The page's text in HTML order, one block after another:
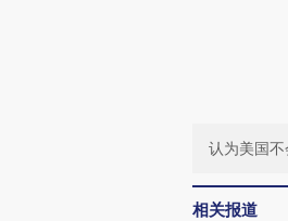
认为美国
相关报道